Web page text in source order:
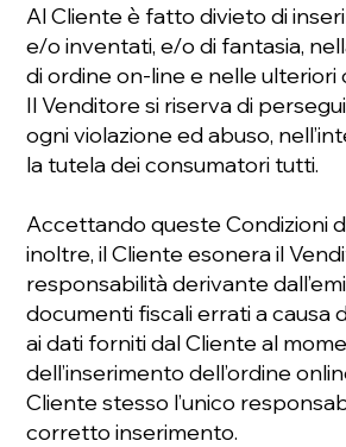
Al Cliente è fatto divieto di
e/o inventati, e/o di fantasia,
di ordine on-line e nelle ulteriori
Il Venditore si riserva di
ogni violazione ed abuso,
la tutela dei consumatori tutti.
Accettando queste Condizioni
inoltre, il Cliente esonera il
responsabilità derivante
documenti fiscali errati a causa
ai dati forniti dal Cliente al
dell’inserimento dell’ordine
Cliente stesso l’unico
corretto inserimento.